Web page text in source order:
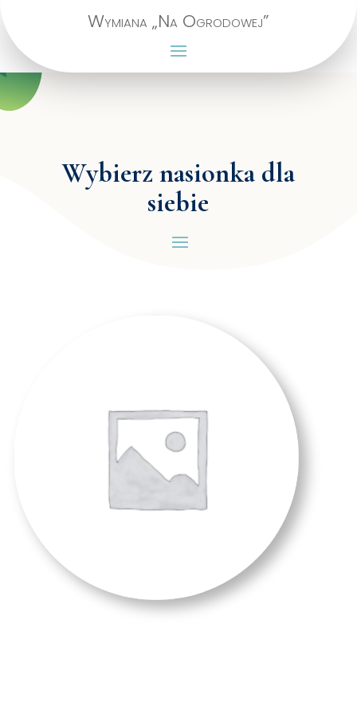
Wymiana „Na Ogrodowej”
Wybierz nasionka dla
siebie